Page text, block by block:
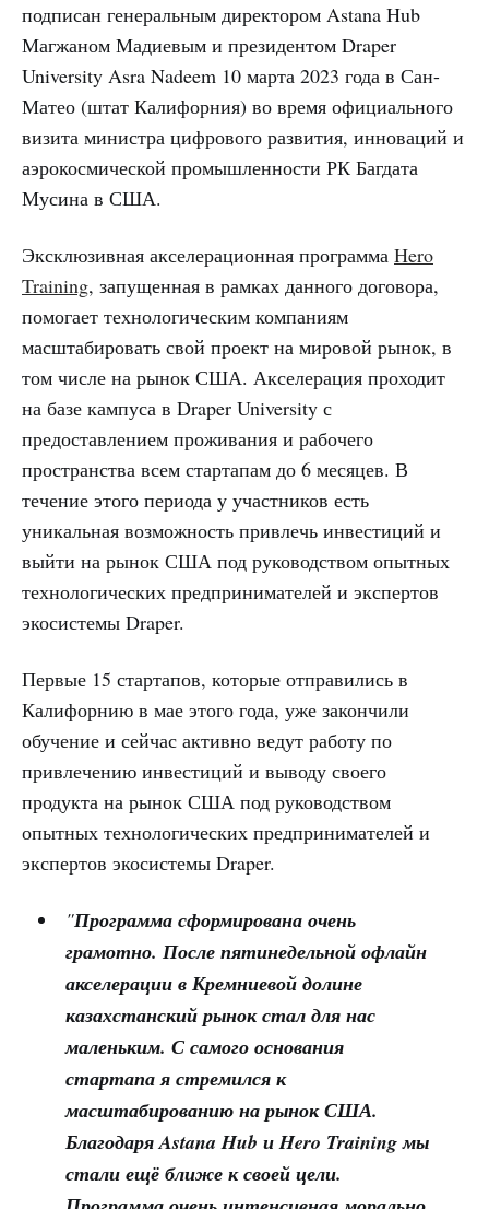
подписан генеральным директором Astana Hub
Магжаном Мадиевым и президентом Draper
University Asra Nadeem 10 марта 2023 года в Сан-
Матео (штат Калифорния) во время официального
визита министра цифрового развития, инноваций и
аэрокосмической промышленности РК Багдата
Мусина в США.
Эксклюзивная акселерационная программа Hero
Training, запущенная в рамках данного договора,
помогает технологическим компаниям
масштабировать свой проект на мировой рынок, в
том числе на рынок США. Акселерация проходит
на базе кампуса в Draper University с
предоставлением проживания и рабочего
пространства всем стартапам до 6 месяцев. В
течение этого периода у участников есть
уникальная возможность привлечь инвестиций и
выйти на рынок США под руководством опытных
технологических предпринимателей и экспертов
экосистемы Draper.
Первые 15 стартапов, которые отправились в
Калифорнию в мае этого года, уже закончили
обучение и сейчас активно ведут работу по
привлечению инвестиций и выводу своего
продукта на рынок США под руководством
опытных технологических предпринимателей и
экспертов экосистемы Draper.
"Программа сформирована очень
грамотно. После пятинедельной офлайн
акселерации в Кремниевой долине
казахстанский рынок стал для нас
маленьким. С самого основания
стартапа я стремился к
масштабированию на рынок США.
Благодаря Astana Hub и Hero Training мы
стали ещё ближе к своей цели.